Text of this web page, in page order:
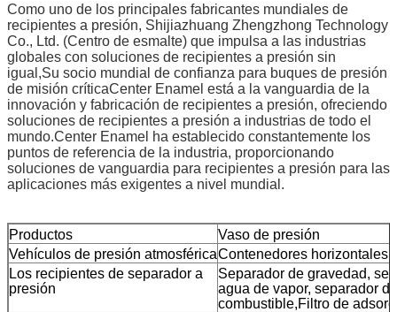
Como uno de los principales fabricantes mundiales de
recipientes a presión, Shijiazhuang Zhengzhong Technology
Co., Ltd. (Centro de esmalte) que impulsa a las industrias
globales con soluciones de recipientes a presión sin
igual,Su socio mundial de confianza para buques de presión
de misión críticaCenter Enamel está a la vanguardia de la
innovación y fabricación de recipientes a presión, ofreciendo
soluciones de recipientes a presión a industrias de todo el
mundo.Center Enamel ha establecido constantemente los
puntos de referencia de la industria, proporcionando
soluciones de vanguardia para recipientes a presión para las
aplicaciones más exigentes a nivel mundial.
Productos
Vaso de presión
Vehículos de presión atmosféricaContenedores
Los recipientes de separador a
presión
Separador de gravedad,
agua de vapor, separador
combustible,Filtro de